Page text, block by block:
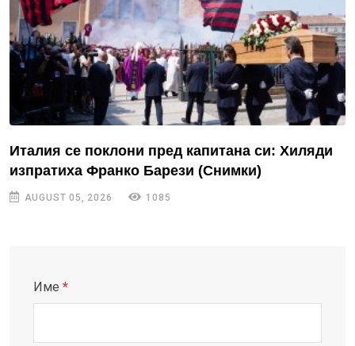
Италия се поклони пред капитана си: Хиляди
изпратиха Франко Барези (Снимки)
AUGUST 05, 2026 1085
Име *